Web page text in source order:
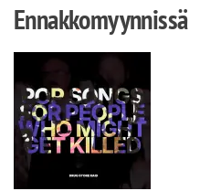
Ennakkomyynnissä